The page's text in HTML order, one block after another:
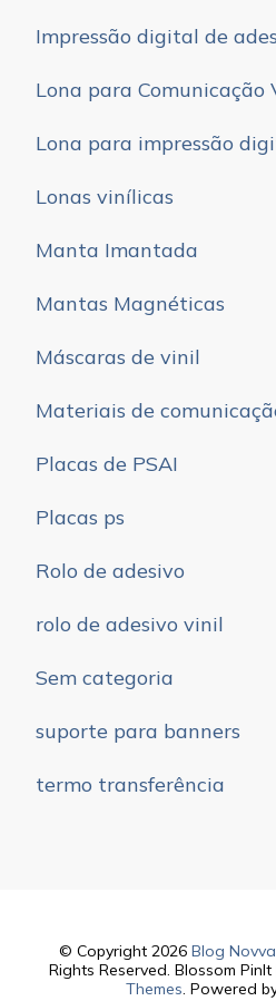
Impressão digital de
Lona para Comunicação
Lona para impressão
Lonas vinílicas
Manta Imantada
Mantas Magnéticas
Máscaras de vinil
Materiais de
Placas de PSAI
Placas ps
Rolo de adesivo
rolo de adesivo vinil
Sem categoria
suporte para banners
termo transferência
© Copyright 2026 Blog
Rights Reserved. Blossom
Themes. Powered